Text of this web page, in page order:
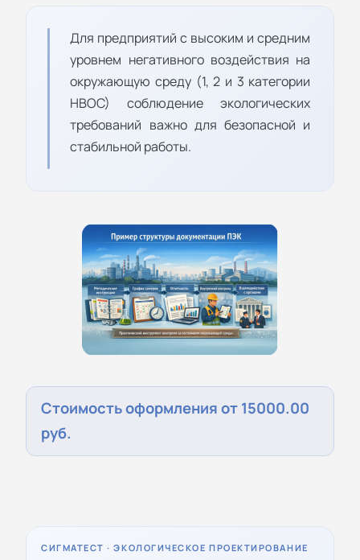
Для предприятий с высоким и средним
уровнем негативного воздействия на
окружающую среду (1, 2 и 3 категории
НВОС) соблюдение экологических
требований важно для безопасной и
стабильной работы.
Стоимость оформления от 15000.00
руб.
СИГМАТЕСТ · ЭКОЛОГИЧЕСКОЕ ПРОЕКТИРОВАНИЕ